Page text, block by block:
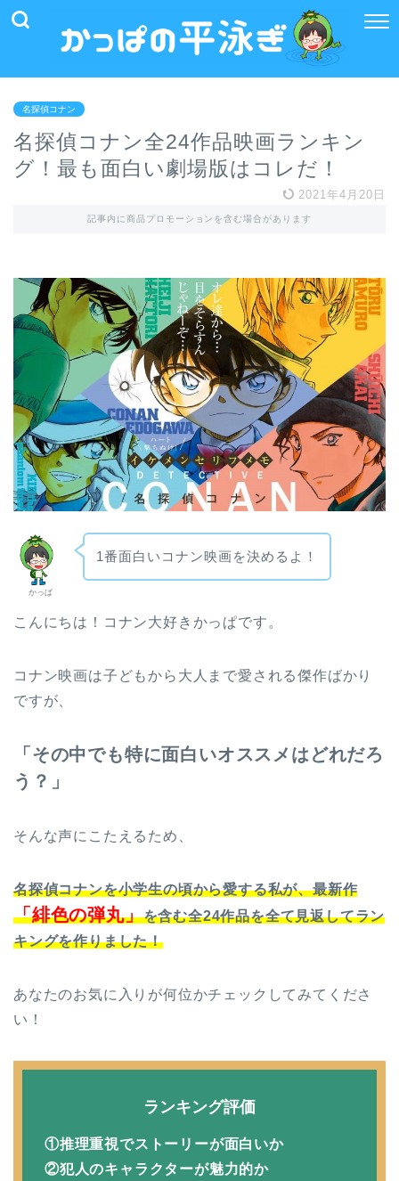
名探偵コナン
名探偵コナン全24作品映画ランキン
グ！最も面白い劇場版はコレだ！
2021年4月20日
記事内に商品プロモーションを含む場合があります
かっぱ
1番面白いコナン映画を決めるよ！
こんにちは！コナン大好きかっぱです。
コナン映画は子どもから大人まで愛される傑作ばかり
ですが、
「その中でも特に面白いオススメはどれだろ
う？」
そんな声にこたえるため、
名探偵コナンを小学生の頃から愛する私が、最新作
「緋色の弾丸」を含む全24作品を全て見返してラン
キングを作りました！
あなたのお気に入りが何位かチェックしてみてくださ
い！
ランキング評価
①推理重視でストーリーが面白いか
②犯人のキャラクターが魅力的か